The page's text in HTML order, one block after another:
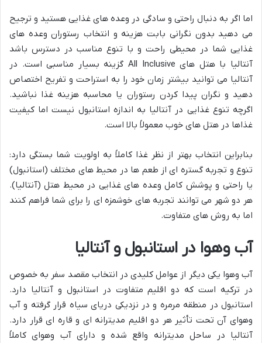
اما اگر به دنبال راحتی و سادگی در وعده های غذایی هستید و ترجیح
می دهید بدون نگرانی بابت هزینه و انتخاب رستوران وعده های
غذایی شما در محیطی راحت و با تنوع مناسب در دسترس باشد
آنتالیا با هتل های All Inclusive گزینه بسیار مناسبی است. در
آنتالیا می توانید بیشتر زمان خود را به استراحت و تفریح اختصاص
دهید و نگران پیدا کردن رستوران یا محاسبه هزینه غذا نباشید.
اگرچه تنوع غذایی در آنتالیا به اندازه استانبول نیست اما کیفیت
غذاها در هتل های خوب معمولاً بالا است.
بنابراین انتخاب بهتر از نظر غذا کاملاً به اولویت شما بستگی دارد:
تنوع و تجربه گستره ای از طعم ها در محیط های مختلف (استانبول)
یا راحتی و پوشش کامل وعده های غذایی در محیط هتل (آنتالیا).
هر دو شهر می توانند تجربه های خوشمزه ای را برای شما فراهم کنند
اما به روش های متفاوت.
آب وهوا در استانبول و آنتالیا
آب وهوا یکی دیگر از عوامل کلیدی در انتخاب مقصد سفر به خصوص
در ترکیه است که دو اقلیم متفاوت در استانبول و آنتالیا دارد.
استانبول در منطقه مرمره و در نزدیکی دریای سیاه قرار گرفته و آب
وهوای آن تحت تأثیر هر دو اقلیم مدیترانه ای و قاره ای قرار دارد.
آنتالیا در ساحل مدیترانه واقع شده و دارای آب وهوای کاملاً